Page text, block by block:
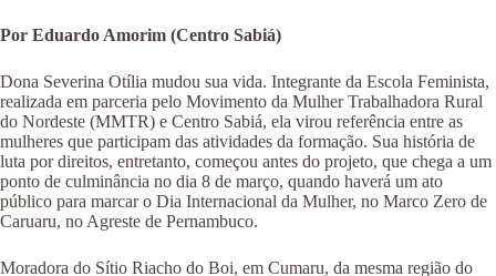
Por Eduardo Amorim (Centro Sabiá)
Dona Severina Otília mudou sua vida. Integrante da Escola Feminista,
realizada em parceria pelo Movimento da Mulher Trabalhadora Rural
do Nordeste (MMTR) e Centro Sabiá, ela virou referência entre as
mulheres que participam das atividades da formação. Sua história de
luta por direitos, entretanto, começou antes do projeto, que chega a um
ponto de culminância no dia 8 de março, quando haverá um ato
público para marcar o Dia Internacional da Mulher, no Marco Zero de
Caruaru, no Agreste de Pernambuco.
Moradora do Sítio Riacho do Boi, em Cumaru, da mesma região do